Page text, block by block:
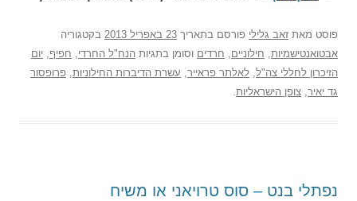
פוסט מאת זאב גלילי פורסם בתאריך 23 באפריל 2013
בקטגוריה
אבטואנטישמיות, חילוניים, חרדים וסומן בתגיות הנח"ל החרדי, חפיף, יום
הזיכרון לחללי צה"ל, לאלתר פראייר, עשרת הדיברות החילוניות, פרופסור
גד יאיר, צופן הישראליות.
נפתלי בנט – סוס טרויאני או משיח